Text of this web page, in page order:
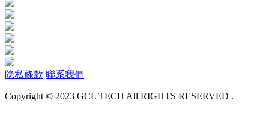
隐私條款 聯系我們
Copyright © 2023 GCL TECH All RIGHTS RESERVED .